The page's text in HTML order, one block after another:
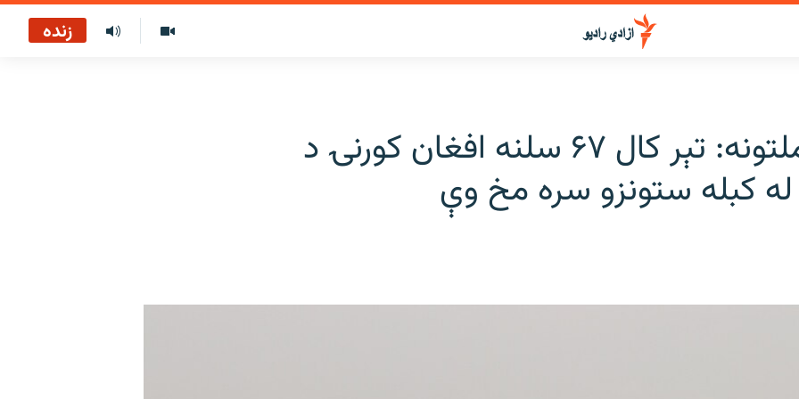
زنده
ملګري ملتونه: تېر کال ۶۷ سلنه افغان کورنۍ د
کبله ستونزو سره مخ وې